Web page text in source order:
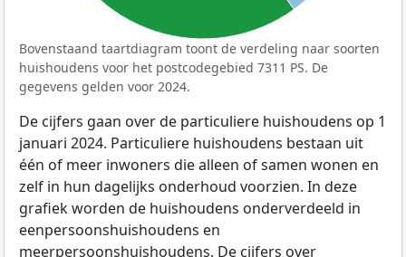
Bovenstaand taartdiagram toont de verdeling naar soorten
huishoudens voor het postcodegebied 7311 PS. De
gegevens gelden voor 2024.
De cijfers gaan over de particuliere huishoudens op 1
januari 2024. Particuliere huishoudens bestaan uit
één of meer inwoners die alleen of samen wonen en
zelf in hun dagelijks onderhoud voorzien. In deze
grafiek worden de huishoudens onderverdeeld in
eenpersoonshuishoudens en
meerpersoonshuishoudens. De cijfers over